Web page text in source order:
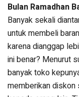
Bulan Ramadhan
Banyak sekali
untuk membeli
karena dianggap
ini benar? Menurut
banyak toko
memberikan